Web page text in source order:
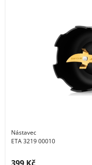
Nástavec
ETA 3219 00010
Cena s DPH: